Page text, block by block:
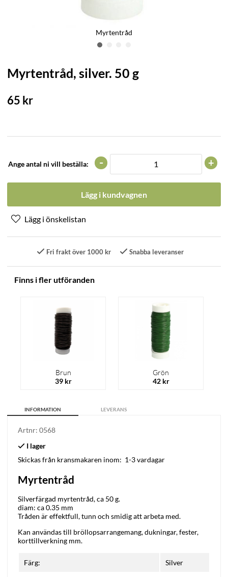
Myrtentråd
Myrtentråd, silver. 50 g
65 kr
Ange antal ni vill beställa: +
-
Lägg i kundvagnen
Fri frakt över 1000 kr Snabba leveranser
Finns i fler utföranden
Brun
39 kr
Grön
42 kr
INFORMATION LEVERANS
Artnr: 0568
Skickas från kransmakaren inom: 1-3 vardagar
Myrtentråd
Silverfärgad myrtentråd, ca 50 g.
diam: ca 0.35 mm
Tråden är effektfull, tunn och smidig att arbeta med.
Kan användas till bröllopsarrangemang, dukningar, fester,
korttillverkning mm.
Färg: Silver